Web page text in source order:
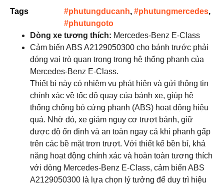
Tags
#phutungducanh, #phutungmercedes,
#phutungoto
Dòng xe tương thích: Mercedes-Benz E-Class
Cảm biến ABS A2129050300 cho bánh trước phải
đóng vai trò quan trọng trong hệ thống phanh của
Mercedes-Benz E-Class.
Thiết bị này có nhiệm vụ phát hiện và gửi thông tin
chính xác về tốc độ quay của bánh xe, giúp hệ
thống chống bó cứng phanh (ABS) hoạt động hiệu
quả. Nhờ đó, xe giảm nguy cơ trượt bánh, giữ
được độ ổn định và an toàn ngay cả khi phanh gấp
trên các bề mặt trơn trượt. Với thiết kế bền bỉ, khả
năng hoạt động chính xác và hoàn toàn tương thích
với dòng Mercedes-Benz E-Class, cảm biến ABS
A2129050300 là lựa chọn lý tưởng để duy trì hiệu